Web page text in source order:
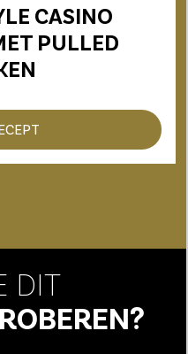
CASINO
PULLED
DIT